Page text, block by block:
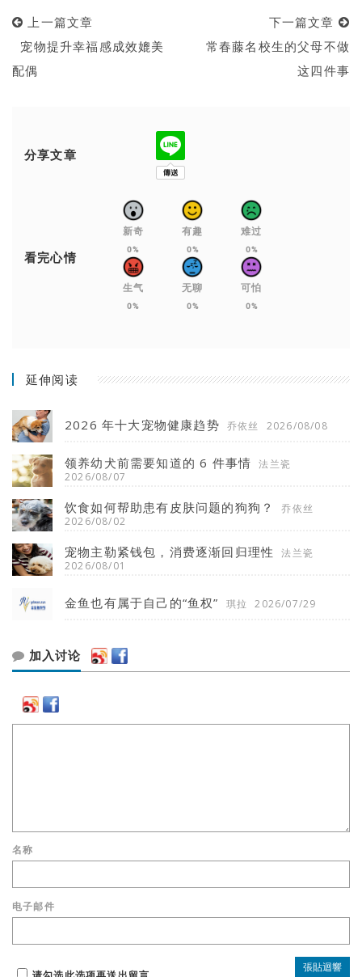
上一篇文章
宠物提升幸福感成效媲美
配偶
下一篇文章
常春藤名校生的父母不做
这四件事
分享文章
看完心情
新奇
0%
有趣
0%
难过
0%
生气
0%
无聊
0%
可怕
0%
延伸阅读
2026 年十大宠物健康趋势 乔依丝 2026/08/08
领养幼犬前需要知道的 6 件事情
法兰瓷
2026/08/07
饮食如何帮助患有皮肤问题的狗狗？
乔依丝
2026/08/02
宠物主勒紧钱包，消费逐渐回归理性
法兰瓷
2026/08/01
金鱼也有属于自己的“鱼权” 琪拉 2026/07/29
加入讨论
名称
电子邮件